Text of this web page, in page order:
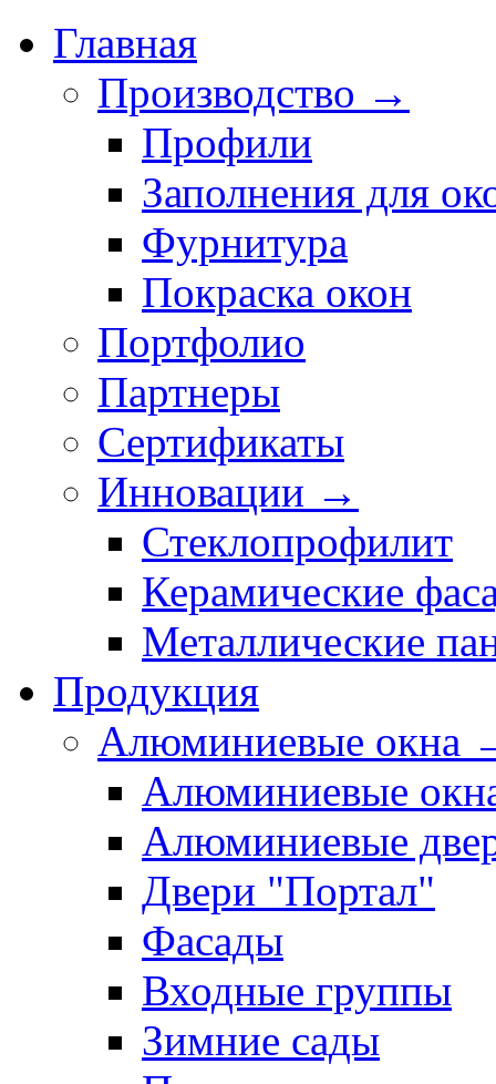
Главная
Производство →
Профили
Заполнения для
Фурнитура
Покраска окон
Портфолио
Партнеры
Сертификаты
Инновации →
Стеклопрофилит
Керамические
Металлические
Продукция
Алюминиевые окна
Алюминиевые
Алюминиевые
Двери "Портал"
Фасады
Входные группы
Зимние сады